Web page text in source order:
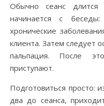
Обычно сеанс
начинается с
хронические
клиента. Затем следует
пальпация. После
приступают.
Подготовиться просто:
два до сеанса,